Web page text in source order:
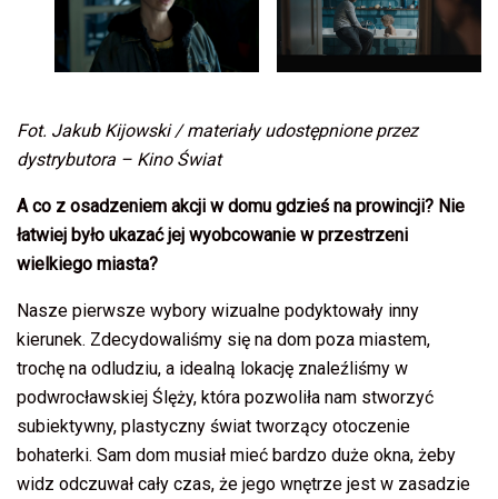
Fot. Jakub Kijowski / materiały udostępnione przez
dystrybutora – Kino Świat
A co z osadzeniem akcji w domu gdzieś na prowincji? Nie
łatwiej było ukazać jej wyobcowanie w przestrzeni
wielkiego miasta?
Nasze pierwsze wybory wizualne podyktowały inny
kierunek. Zdecydowaliśmy się na dom poza miastem,
trochę na odludziu, a idealną lokację znaleźliśmy w
podwrocławskiej Ślęży, która pozwoliła nam stworzyć
subiektywny, plastyczny świat tworzący otoczenie
bohaterki. Sam dom musiał mieć bardzo duże okna, żeby
widz odczuwał cały czas, że jego wnętrze jest w zasadzie